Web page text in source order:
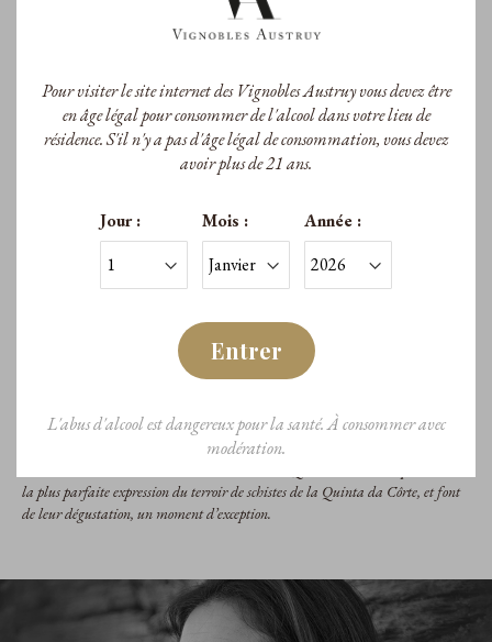
Pour visiter le site internet des Vignobles Austruy vous devez être
en âge légal pour consommer de l'alcool dans votre lieu de
résidence. S'il n'y a pas d'âge légal de consommation, vous devez
avoir plus de 21 ans.
Jour : Mois : Année :
Entrer
L'abus d'alcool est dangereux pour la santé. À consommer avec
modération.
Un Porto de la Quinta da Côrte s’élabore comme un grand cru : il demande
exigeance, caractère et savoir-faire. Vinifiés en lagares, selon la tradition
la plus parfaite expression du terroir de schistes de la Quinta da Côrte, et font
de leur dégustation, un moment d’exception.